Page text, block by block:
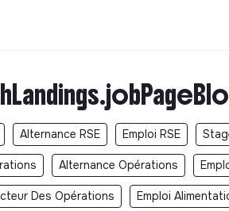
Alternance RSE Emploi RSE
Alternance Opérations
Des Opérations Emploi